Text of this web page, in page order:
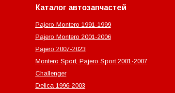
Каталог автозапчастей
Pajero Montero 1991-1999
Pajero Montero 2001-2006
Pajero 2007-2023
Montero Sport, Pajero Sport 2001-2007
Challenger
Delica 1996-2003